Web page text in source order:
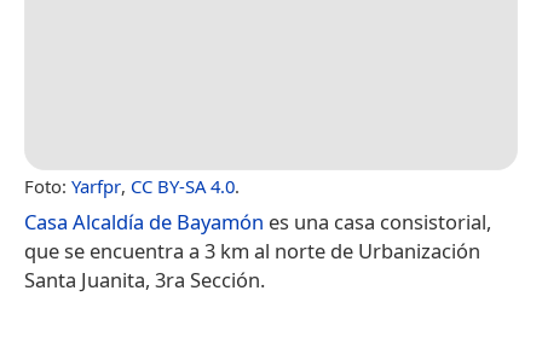
Foto: Yarfpr, CC BY-SA 4.0.
Casa Alcaldía de Bayamón es una casa consistorial,
que se encuentra a 3 km al norte de Urbanización
Santa Juanita, 3ra Sección.